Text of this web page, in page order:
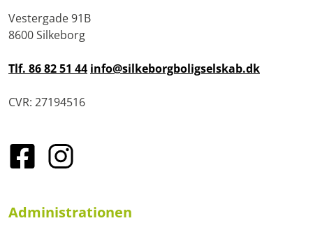
Vestergade 91B
8600 Silkeborg
Tlf. 86 82 51 44 info@silkeborgboligselskab.dk
CVR: 27194516
Administrationen